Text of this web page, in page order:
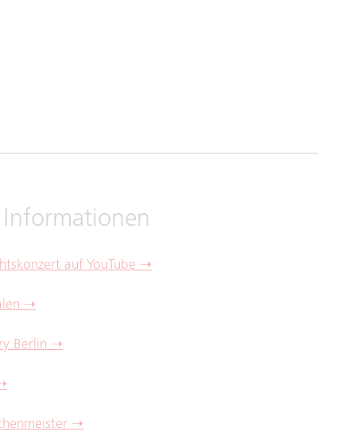
auf YouTube ➝
➝
Berlin ➝
➝